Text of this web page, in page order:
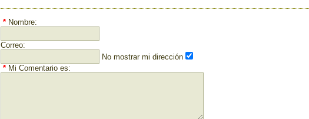
* Nombre:
Correo:
No mostrar mi dirección
* Mi Comentario es: